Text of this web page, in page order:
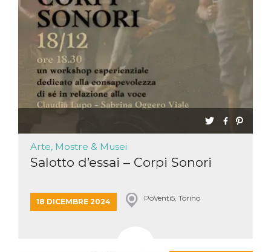
Arte, Mostre & Musei
Salotto d’essai – Corpi Sonori
18 DICEMBRE 2024 PoVenti5, Torino